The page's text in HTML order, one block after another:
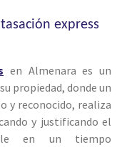
express
en Almenara es un
propiedad, donde un
y reconocido, realiza
y justificando el
en un tiempo